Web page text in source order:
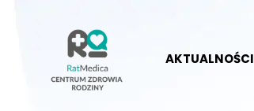
AKTUALNOŚCI